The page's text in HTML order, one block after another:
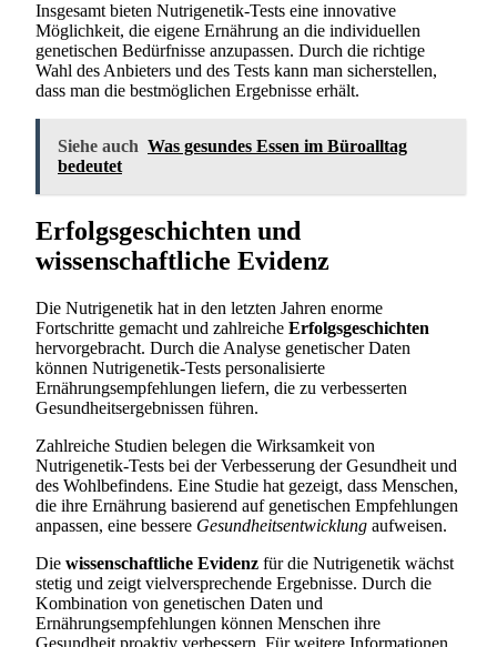
Insgesamt bieten Nutrigenetik-Tests eine innovative
Möglichkeit, die eigene Ernährung an die individuellen
genetischen Bedürfnisse anzupassen. Durch die richtige
Wahl des Anbieters und des Tests kann man sicherstellen,
dass man die bestmöglichen Ergebnisse erhält.
Siehe auch Was gesundes Essen im Büroalltag
bedeutet
Erfolgsgeschichten und
wissenschaftliche Evidenz
Die Nutrigenetik hat in den letzten Jahren enorme
Fortschritte gemacht und zahlreiche Erfolgsgeschichten
hervorgebracht. Durch die Analyse genetischer Daten
können Nutrigenetik-Tests personalisierte
Ernährungsempfehlungen liefern, die zu verbesserten
Gesundheitsergebnissen führen.
Zahlreiche Studien belegen die Wirksamkeit von
Nutrigenetik-Tests bei der Verbesserung der Gesundheit und
des Wohlbefindens. Eine Studie hat gezeigt, dass Menschen,
die ihre Ernährung basierend auf genetischen Empfehlungen
anpassen, eine bessere Gesundheitsentwicklung aufweisen.
Die wissenschaftliche Evidenz für die Nutrigenetik wächst
stetig und zeigt vielversprechende Ergebnisse. Durch die
Kombination von genetischen Daten und
Ernährungsempfehlungen können Menschen ihre
Gesundheit proaktiv verbessern. Für weitere Informationen